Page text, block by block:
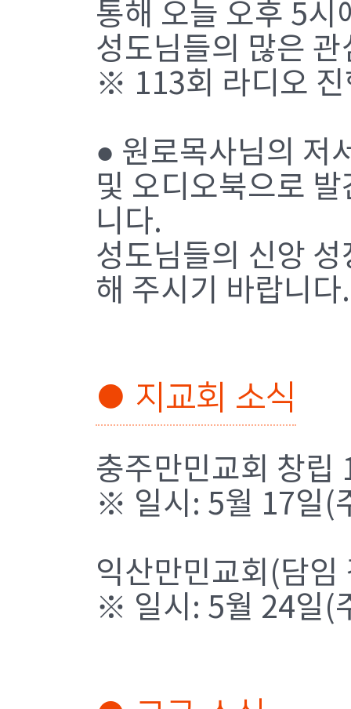
통해 오늘 오후 5시
성도님들의 많은
※ 113회 라디오 진
● 원로목사님의 저
및 오디오북으로
니다.
성도님들의 신앙
해 주시기 바랍니다.
● 지교회 소식
충주만민교회 창립
※ 일시: 5월 17일(
익산만민교회(담
※ 일시: 5월 24일(